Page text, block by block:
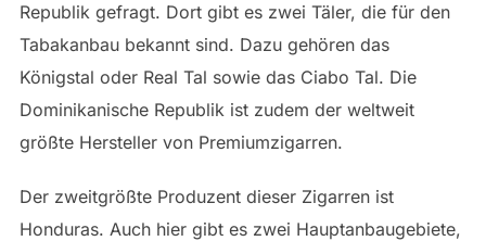
Republik gefragt. Dort gibt es zwei Täler, die für den
Tabakanbau bekannt sind. Dazu gehören das
Königstal oder Real Tal sowie das Ciabo Tal. Die
Dominikanische Republik ist zudem der weltweit
größte Hersteller von Premiumzigarren.
Der zweitgrößte Produzent dieser Zigarren ist
Honduras. Auch hier gibt es zwei Hauptanbaugebiete,